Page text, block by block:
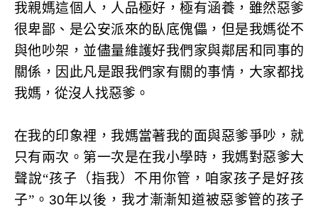
我親媽這個人，人品極好，極有涵養，雖然惡爹
很卑鄙、是公安派來的臥底傀儡，但是我媽從不
與他吵架，並儘量維護好我們家與鄰居和同事的
關係，因此凡是跟我們家有關的事情，大家都找
我媽，從沒人找惡爹。
在我的印象裡，我媽當著我的面與惡爹爭吵，就
只有兩次。第一次是在我小學時，我媽對惡爹大
聲說“孩子（指我）不用你管，咱家孩子是好孩
子”。 30年以後，我才漸漸知道被惡爹管的孩子